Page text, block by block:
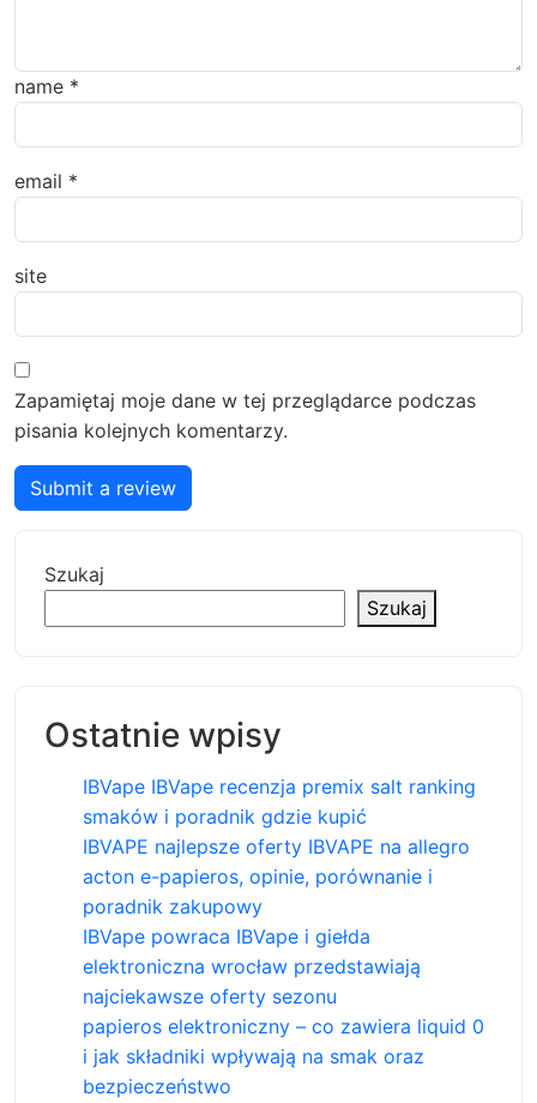
name *
email *
site
Zapamiętaj moje dane w tej przeglądarce podczas
pisania kolejnych komentarzy.
Submit a review
Szukaj
Szukaj
Ostatnie wpisy
IBVape IBVape recenzja premix salt ranking
smaków i poradnik gdzie kupić
IBVAPE najlepsze oferty IBVAPE na allegro
acton e-papieros, opinie, porównanie i
poradnik zakupowy
IBVape powraca IBVape i giełda
elektroniczna wrocław przedstawiają
najciekawsze oferty sezonu
papieros elektroniczny – co zawiera liquid 0
i jak składniki wpływają na smak oraz
bezpieczeństwo